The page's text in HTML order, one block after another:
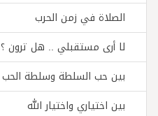
الصلاة في زمن الحرب
لا أرى مستقبلي .. هل ترون ؟
بين حب السلطة وسلطة الحب
بين اختياري واختيار الله